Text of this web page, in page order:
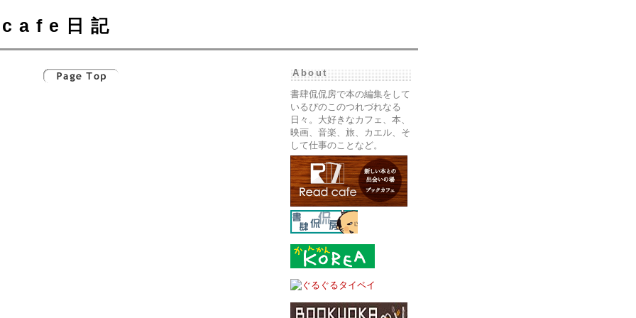
cafe日記
About
書肆侃侃房で本の編集をして
いるぴのこのつれづれなる
日々。大好きなカフェ、本、
映画、音楽、旅、カエル、そ
して仕事のことなど。